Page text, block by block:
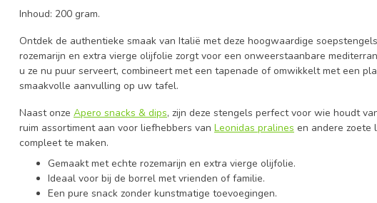
Inhoud: 200 gram.
Ontdek de authentieke smaak van Italië met deze hoogwaardige
rozemarijn en extra vierge olijfolie zorgt voor een onweerstaanbare
u ze nu puur serveert, combineert met een tapenade of omwikkelt met een
smaakvolle aanvulling op uw tafel.
Naast onze Apero snacks & dips, zijn deze stengels perfect voor wie houdt
ruim assortiment aan voor liefhebbers van Leonidas pralines en andere zoete
compleet te maken.
Gemaakt met echte rozemarijn en extra vierge olijfolie.
Ideaal voor bij de borrel met vrienden of familie.
Een pure snack zonder kunstmatige toevoegingen.